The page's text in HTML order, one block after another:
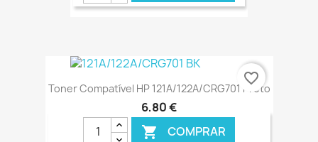
€ ONLINE
Toner Compatível HP 121A/122A/CRG701 Preto
6,80 €
 COMPRAR
favorite_border